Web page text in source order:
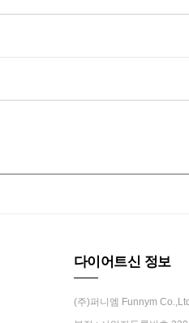
다이어트신 정보
(주)퍼니엠 Funnym